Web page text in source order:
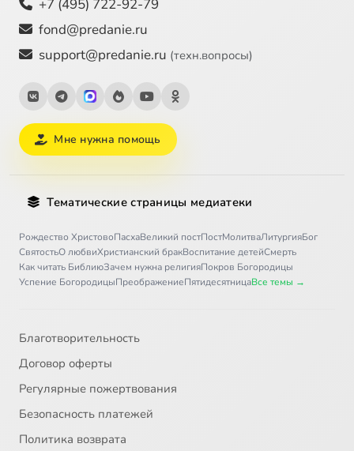
+7 (495) 722-92-79
fond@predanie.ru
support@predanie.ru (техн.вопросы)
Мне нужна помощь
Тематические страницы медиатеки
Рождество ХристовоПасхаВеликий постПостМолитваЛитургияБог
СвятостьО любвиХристианский бракВоспитание детейСмерть
Как читать БиблиюЗачем нужна религияПокров Богородицы
Успение БогородицыПреображениеПятидесятницаВсе темы →
Благотворительность
Договор оферты
Регулярные пожертвования
Безопасность платежей
Политика возврата